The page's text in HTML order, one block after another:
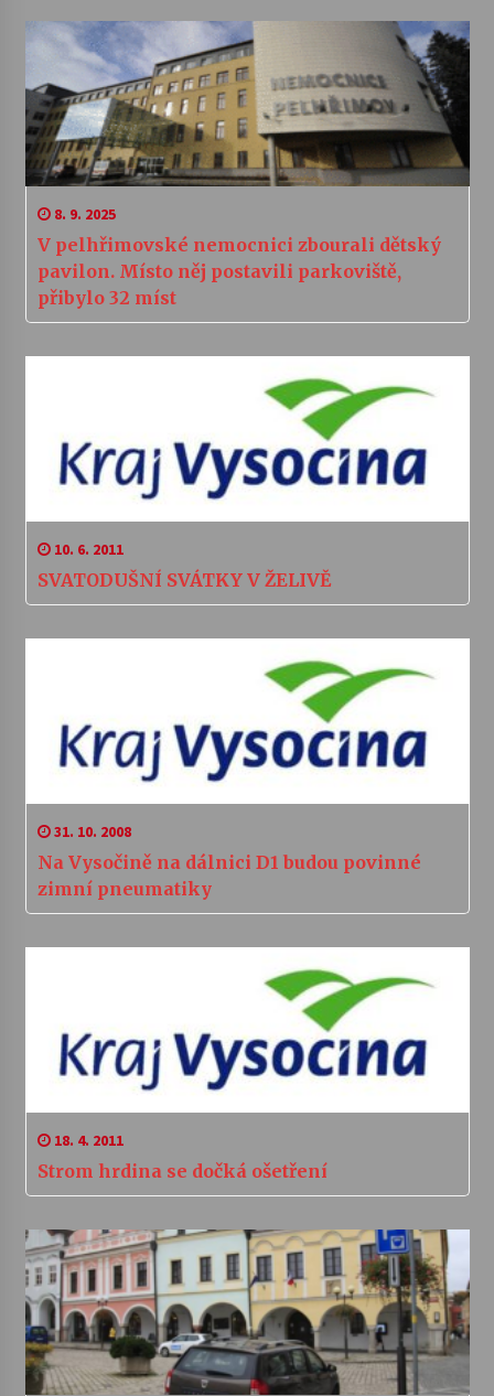
8. 9. 2025
V pelhřimovské nemocnici zbourali dětský
pavilon. Místo něj postavili parkoviště,
přibylo 32 míst
10. 6. 2011
SVATODUŠNÍ SVÁTKY V ŽELIVĚ
31. 10. 2008
Na Vysočině na dálnici D1 budou povinné
zimní pneumatiky
18. 4. 2011
Strom hrdina se dočká ošetření